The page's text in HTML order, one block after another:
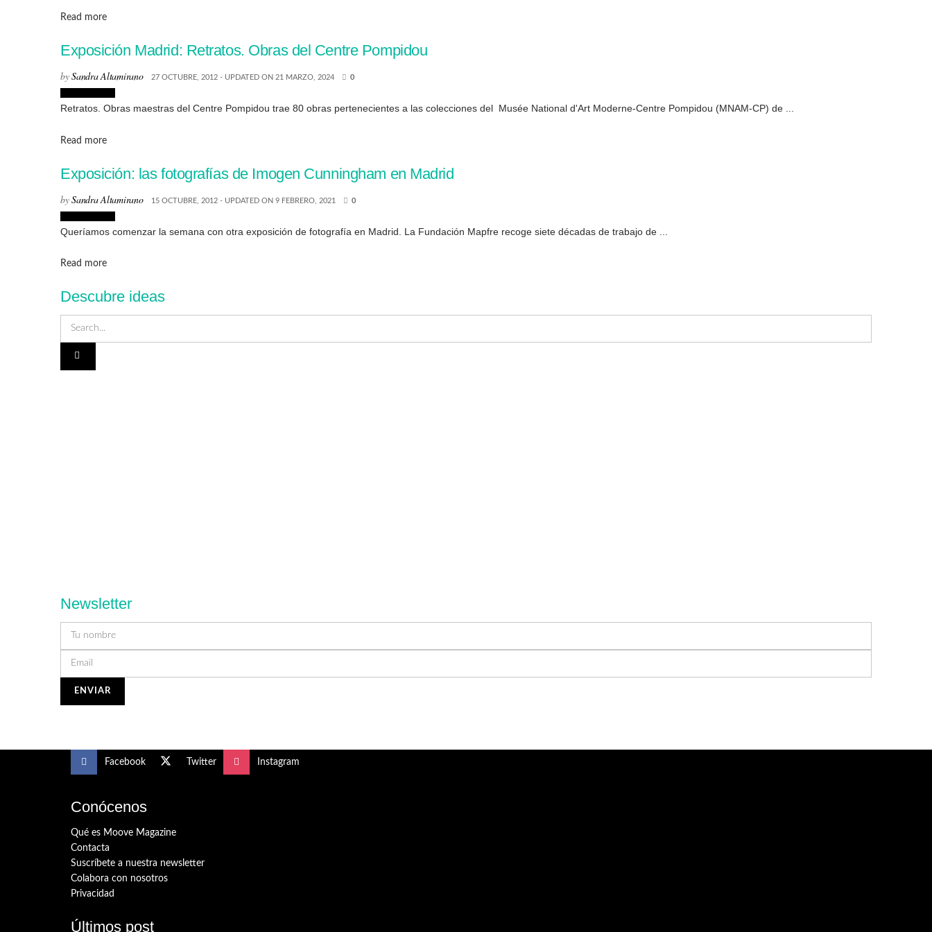
Read moreDetails
Exposición Madrid: Retratos. Obras del Centre Pompidou
bySandra Altamirano 27 OCTUBRE, 2012 - UPDATED ON 21 MARZO, 2024 0
Retratos. Obras maestras del Centre Pompidou trae 80 obras pertenecientes a las colecciones del Musée National d'Art Moderne-Centre Pompidou (MNAM-CP) de ...
Read moreDetails
Exposición: las fotografías de Imogen Cunningham en Madrid
bySandra Altamirano 15 OCTUBRE, 2012 - UPDATED ON 9 FEBRERO, 2021 0
Queríamos comenzar la semana con otra exposición de fotografía en Madrid. La Fundación Mapfre recoge siete décadas de trabajo de ...
Read moreDetails
Descubre ideas
Newsletter
Facebook Twitter Instagram
Conócenos
Qué es Moove Magazine
Contacta
Suscríbete a nuestra newsletter
Colabora con nosotros
Privacidad
Últimos post